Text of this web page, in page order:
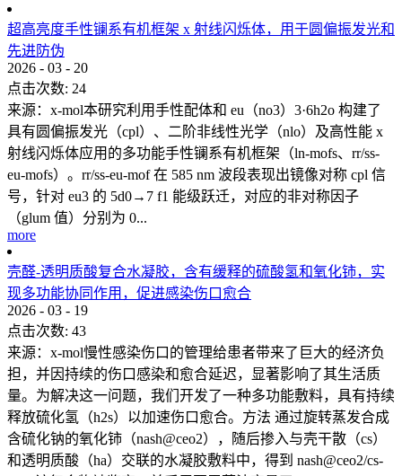
超高亮度手性镧系有机框架 x 射线闪烁体，用于圆偏振发光和
先进防伪
2026 - 03 - 20
点击次数: 24
来源：x-mol本研究利用手性配体和 eu（no3）3·6h2o 构建了
具有圆偏振发光（cpl）、二阶非线性光学（nlo）及高性能 x
射线闪烁体应用的多功能手性镧系有机框架（ln-mofs、rr/ss-
eu-mofs）。rr/ss-eu-mof 在 585 nm 波段表现出镜像对称 cpl 信
号，针对 eu3 的 5d0→7 f1 能级跃迁，对应的非对称因子
（glum 值）分别为 0...
more
壳醛-透明质酸复合水凝胶，含有缓释的硫酸氢和氧化铈，实
现多功能协同作用，促进感染伤口愈合
2026 - 03 - 19
点击次数: 43
来源：x-mol慢性感染伤口的管理给患者带来了巨大的经济负
担，并因持续的伤口感染和愈合延迟，显著影响了其生活质
量。为解决这一问题，我们开发了一种多功能敷料，具有持续
释放硫化氢（h2s）以加速伤口愈合。方法 通过旋转蒸发合成
含硫化钠的氧化铈（nash@ceo2），随后掺入与壳干散（cs）
和透明质酸（ha）交联的水凝胶敷料中，得到 nash@ceo2/cs-